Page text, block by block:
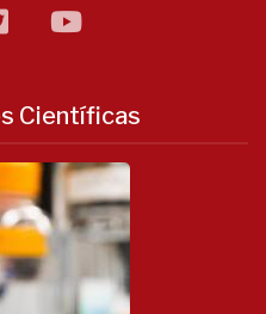
twitterflickr
Científicas